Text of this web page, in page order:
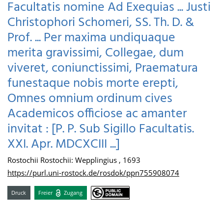
Facultatis nomine Ad Exequias ... Justi
Christophori Schomeri, SS. Th. D. &
Prof. ... Per maxima undiquaque
merita gravissimi, Collegae, dum
viveret, coniunctissimi, Praematura
funestaque nobis morte erepti,
Omnes omnium ordinum cives
Academicos officiose ac amanter
invitat : [P. P. Sub Sigillo Facultatis.
XXI. Apr. MDCXCIII ...]
Rostochii Rostochii: Wepplingius , 1693
https://purl.uni-rostock.de/rosdok/ppn755908074
Druck Freier Zugang